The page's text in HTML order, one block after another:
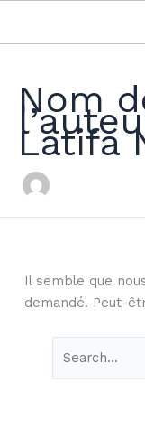
Nom
Latifa
Il semble que
demandé. Peut-